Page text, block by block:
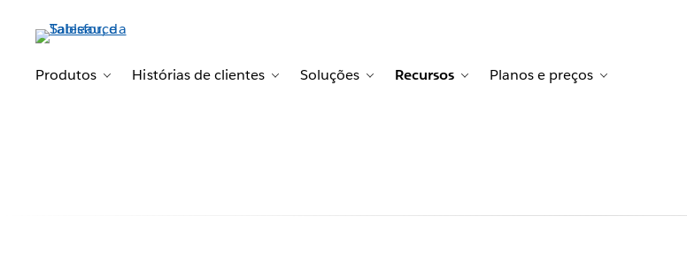
Produtos
Toggle sub-navigation for Produtos
Histórias de clientes
Toggle sub-navigation for Histórias de clientes
Soluções
Toggle sub-navigation for Soluções
Recursos
Toggle sub-navigation for Recursos
Planos e preços